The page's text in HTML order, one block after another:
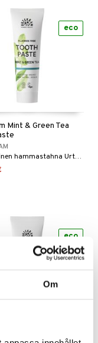
Om
Mint & Green Tea
Luonnollinen hammastahna Urtekramilta, pohjana minttu ja vihreä tee.
eco
eco